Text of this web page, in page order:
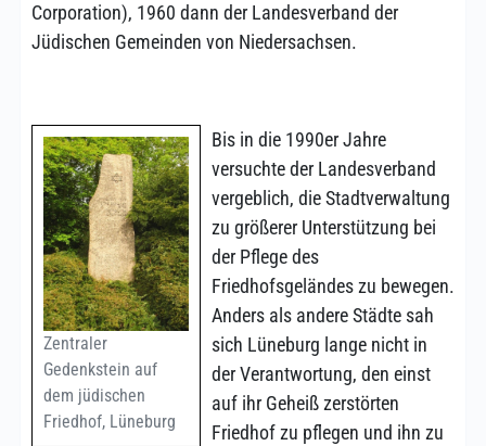
Corporation), 1960 dann der Landesverband der
Jüdischen Gemeinden von Niedersachsen.
Zentraler
Gedenkstein auf
dem jüdischen
Friedhof, Lüneburg
Bis in die 1990er Jahre
versuchte der Landesverband
vergeblich, die Stadtverwaltung
zu größerer Unterstützung bei
der Pflege des
Friedhofsgeländes zu bewegen.
Anders als andere Städte sah
sich Lüneburg lange nicht in
der Verantwortung, den einst
auf ihr Geheiß zerstörten
Friedhof zu pflegen und ihn zu